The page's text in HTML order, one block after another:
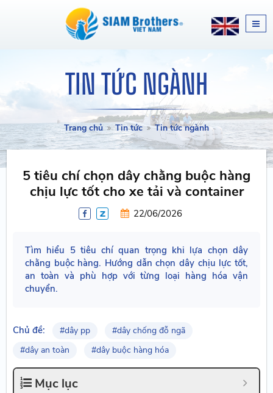
TIN TỨC NGÀNH
Trang chủ Tin tức Tin tức ngành
5 tiêu chí chọn dây chằng buộc hàng
chịu lực tốt cho xe tải và container
22/06/2026
Tìm hiểu 5 tiêu chí quan trọng khi lựa chọn dây
chằng buộc hàng. Hướng dẫn chọn dây chịu lực tốt,
an toàn và phù hợp với từng loại hàng hóa vận
chuyển.
Chủ đề: #dây pp
#dây chống đỗ ngã
#dây an toàn
#dây buộc hàng hóa
Mục lục